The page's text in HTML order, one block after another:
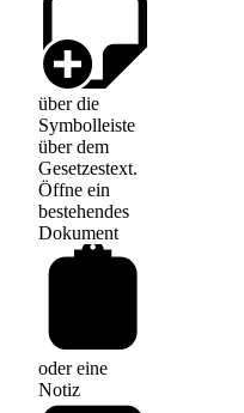
über die
Symbolleiste
über dem
Gesetzestext.
Öffne ein
bestehendes
Dokument
oder eine
Notiz